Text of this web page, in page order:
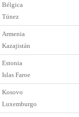
Bélgica
Túnez
Armenia
Kazajistán
Estonia
Islas Faroe
Kosovo
Luxemburgo